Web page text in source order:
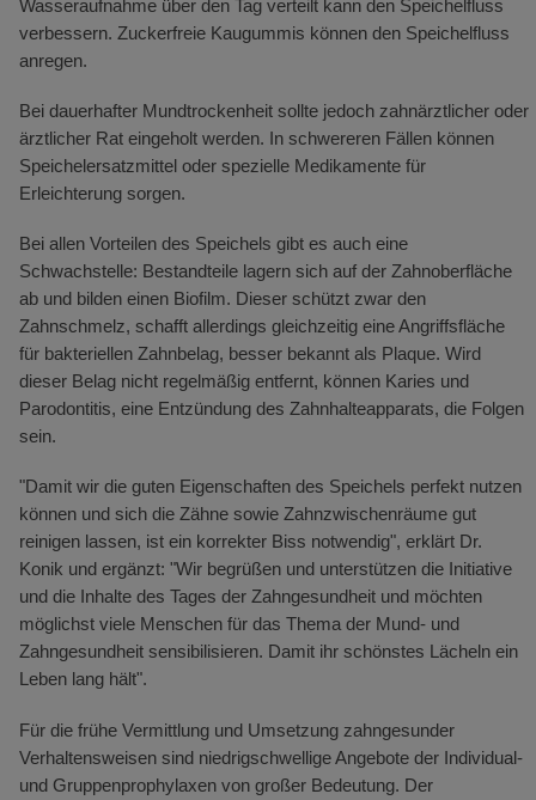
Wasseraufnahme über den Tag verteilt kann den Speichelfluss
verbessern. Zuckerfreie Kaugummis können den Speichelfluss
anregen.
Bei dauerhafter Mundtrockenheit sollte jedoch zahnärztlicher oder
ärztlicher Rat eingeholt werden. In schwereren Fällen können
Speichelersatzmittel oder spezielle Medikamente für
Erleichterung sorgen.
Bei allen Vorteilen des Speichels gibt es auch eine
Schwachstelle: Bestandteile lagern sich auf der Zahnoberfläche
ab und bilden einen Biofilm. Dieser schützt zwar den
Zahnschmelz, schafft allerdings gleichzeitig eine Angriffsfläche
für bakteriellen Zahnbelag, besser bekannt als Plaque. Wird
dieser Belag nicht regelmäßig entfernt, können Karies und
Parodontitis, eine Entzündung des Zahnhalteapparats, die Folgen
sein.
"Damit wir die guten Eigenschaften des Speichels perfekt nutzen
können und sich die Zähne sowie Zahnzwischenräume gut
reinigen lassen, ist ein korrekter Biss notwendig", erklärt Dr.
Konik und ergänzt: "Wir begrüßen und unterstützen die Initiative
und die Inhalte des Tages der Zahngesundheit und möchten
möglichst viele Menschen für das Thema der Mund- und
Zahngesundheit sensibilisieren. Damit ihr schönstes Lächeln ein
Leben lang hält".
Für die frühe Vermittlung und Umsetzung zahngesunder
Verhaltensweisen sind niedrigschwellige Angebote der Individual-
und Gruppenprophylaxen von großer Bedeutung. Der